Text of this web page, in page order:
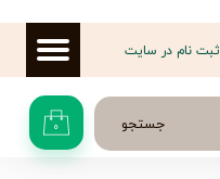
جستجو ۰
ثبت نام در سایت